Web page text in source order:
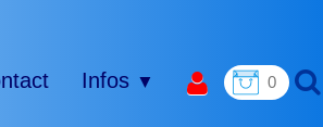
Infos ▼ 0